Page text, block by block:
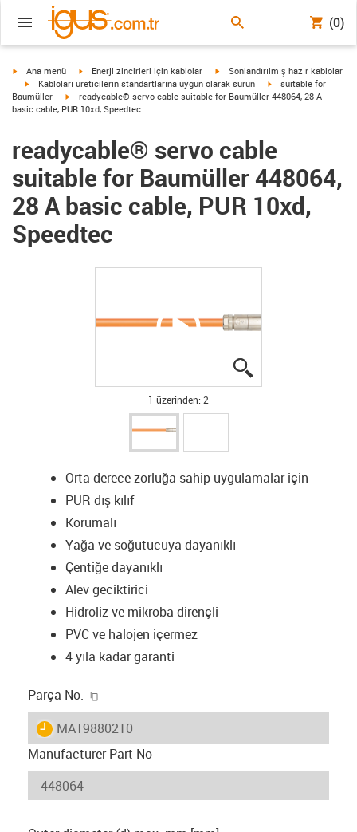
(0)
igus-icon-arrow-right
Ana menü igus-icon-arrow-right
Enerji zincirleri için kablolar igus-icon-arrow-right
Sonlandırılmış hazır kablolar
igus-icon-arrow-right
Kabloları üreticilerin standartlarına uygun olarak sürün igus-icon-arrow-right
suitable for
Baumüller
igus-icon-arrow-right
readycable® servo cable suitable for Baumüller 448064, 28 A
basic cable, PUR 10xd, Speedtec
readycable® servo cable
suitable for Baumüller 448064,
28 A basic cable, PUR 10xd,
Speedtec
1 üzerinden: 2
Orta derece zorluğa sahip uygulamalar için
PUR dış kılıf
Korumalı
Yağa ve soğutucuya dayanıklı
Çentiğe dayanıklı
Alev geciktirici
Hidroliz ve mikroba dirençli
PVC ve halojen içermez
4 yıla kadar garanti
Parça No.
igus-icon-lieferzeit
MAT9880210
Manufacturer Part No